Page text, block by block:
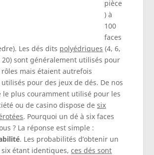
pièce
) à
100
faces
Les dés dits polyédriques (4, 6,
20) sont généralement utilisés pour
rôles mais étaient autrefois
pour des jeux de dés. De nos
le plus couramment utilisé pour les
ou de casino dispose desix
. Pourquoi un dé à six faces
? La réponse est simple :
. Les probabilités d’obtenir un
étant identiques,ces dés sont